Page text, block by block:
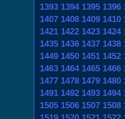
1393 1394 1395 1396
1407 1408 1409 1410
1421 1422 1423 1424
1435 1436 1437 1438
1449 1450 1451 1452
1463 1464 1465 1466
1477 1478 1479 1480
1491 1492 1493 1494
1505 1506 1507 1508